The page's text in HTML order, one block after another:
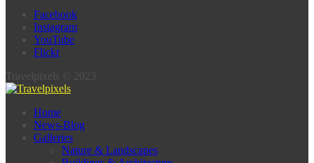
Facebook
Instagram
YouTube
Flickr
Travelpixels © 2023
Home
News-Blog
Galleries
Nature & Landscapes